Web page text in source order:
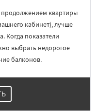
квартиры
кабинет), лучше
Когда показатели
выбрать недорогое
балконов.